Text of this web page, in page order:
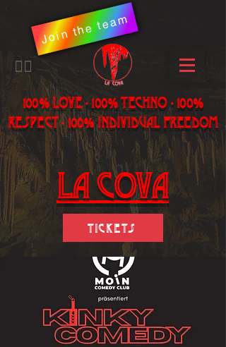
Join the team
​🏳️‍🌈
100% LOVE - 100% Techno - 100%
Respect - 100% individual freedom
LA Cova
Tickets